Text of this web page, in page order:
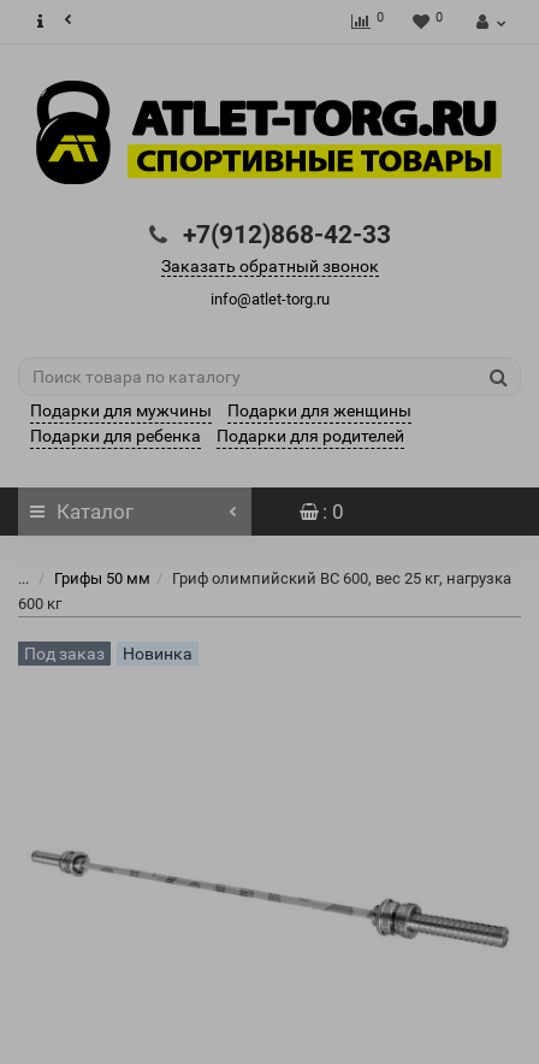
0 0
+7(912)868-42-33
Заказать обратный звонок
info@atlet-torg.ru
Подарки для мужчины
Подарки для женщины
Подарки для ребенка
Подарки для родителей
Каталог : 0
... Грифы 50 мм
Гриф олимпийский ВС 600, вес 25 кг, нагрузка
600 кг
Под заказ Новинка